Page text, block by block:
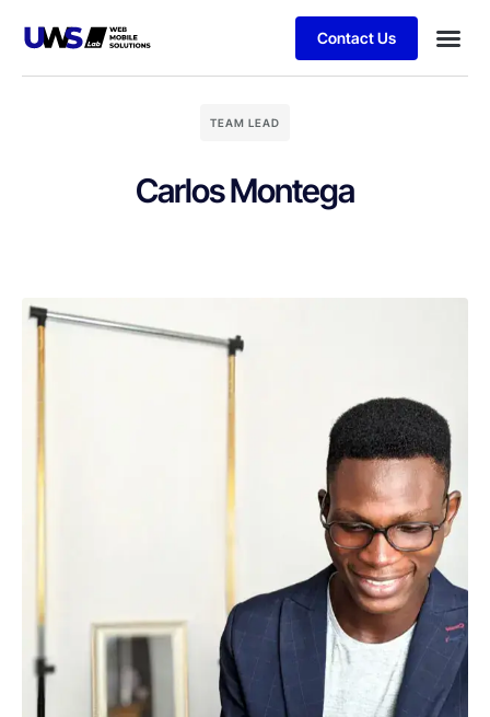
Contact Us
TEAM LEAD
Carlos Montega